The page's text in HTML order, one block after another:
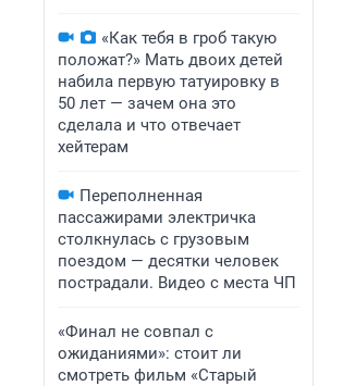
«Как тебя в гроб такую
положат?» Мать двоих детей
набила первую татуировку в
50 лет — зачем она это
сделала и что отвечает
хейтерам
Переполненная
пассажирами электричка
столкнулась с грузовым
поездом — десятки человек
пострадали. Видео с места ЧП
«Финал не совпал с
ожиданиями»: стоит ли
смотреть фильм «Старый